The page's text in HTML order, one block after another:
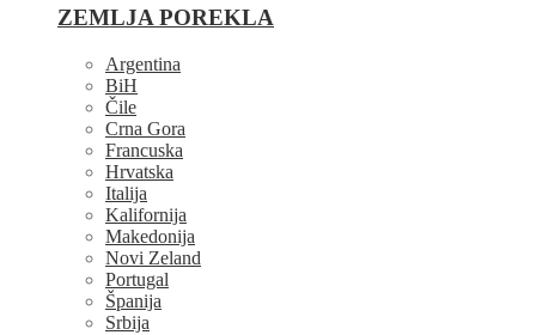
ZEMLJA POREKLA
Argentina
BiH
Čile
Crna Gora
Francuska
Hrvatska
Italija
Kalifornija
Makedonija
Novi Zeland
Portugal
Španija
Srbija